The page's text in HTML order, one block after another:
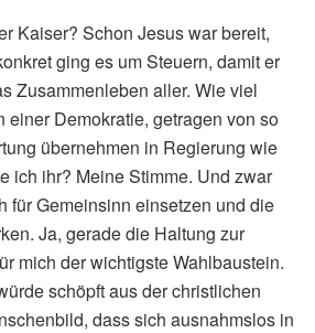
Kaiser? Schon Jesus war bereit,
ging es um Steuern, damit er
Zusammenleben aller. Wie viel
einer Demokratie, getragen von so
übernehmen in Regierung wie
ich ihr? Meine Stimme. Und zwar
für Gemeinsinn einsetzen und die
Ja, gerade die Haltung zur
mich der wichtigste Wahlbaustein.
schöpft aus der christlichen
dass sich ausnahmslos in